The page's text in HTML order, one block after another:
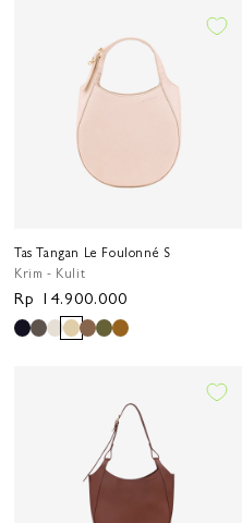
Tas Tangan Le Foulonné S
Krim - Kulit
Harga
reguler
Rp 14.900.000